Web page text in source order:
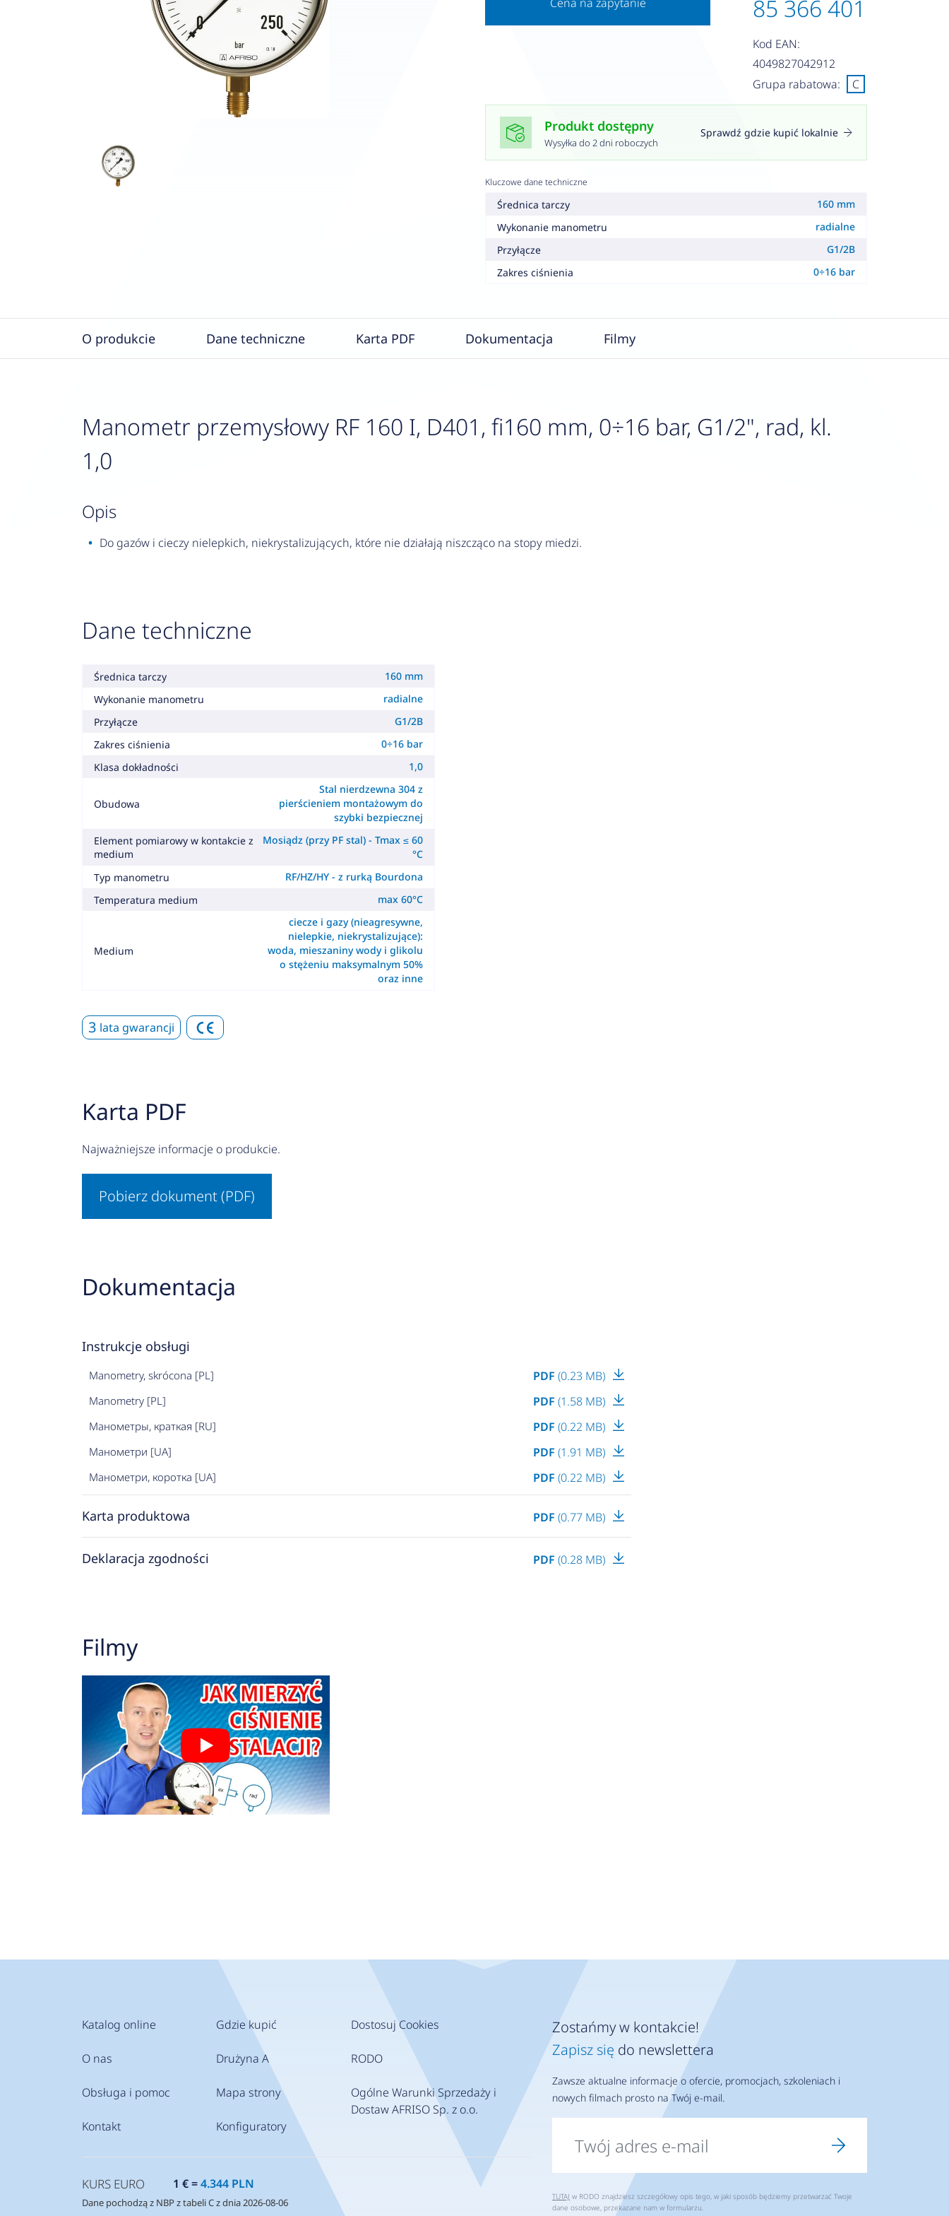
85 366 401
Kod EAN:
4049827042912
Grupa rabatowa:
C
Produkt dostępny
Wysyłka do 2 dni roboczych
Sprawdź gdzie kupić lokalnie
Kluczowe dane techniczne
Średnica tarczy
160 mm
Wykonanie manometru
radialne
Przyłącze
G1/2B
Zakres ciśnienia
0÷16 bar
O produkcie Dane techniczne Karta PDF Dokumentacja Filmy
Manometr przemysłowy RF 160 I, D401, fi160 mm, 0÷16 bar, G1/2", rad, kl.
1,0
opis
Do gazów i cieczy nielepkich, niekrystalizujących, które nie działają niszcząco na stopy miedzi.
Dane techniczne
Średnica tarczy
160 mm
Wykonanie manometru
radialne
Przyłącze
G1/2B
Zakres ciśnienia
0÷16 bar
Klasa dokładności
1,0
Obudowa
Stal nierdzewna 304 z
pierścieniem montażowym do
szybki bezpiecznej
Element pomiarowy w kontakcie z
medium
Mosiądz (przy PF stal) - Tmax ≤ 60
°C
Typ manometru
RF/HZ/HY - z rurką Bourdona
Temperatura medium
max 60°C
Medium
ciecze i gazy (nieagresywne,
nielepkie, niekrystalizujące):
woda, mieszaniny wody i glikolu
o stężeniu maksymalnym 50%
oraz inne
3 lata gwarancji
Karta PDF
Najważniejsze informacje o produkcie.
Pobierz dokument (PDF)
Dokumentacja
Instrukcje obsługi
Manometry, skrócona [PL] PDF (0.23 MB)
Manometry [PL] PDF (1.58 MB)
Манометры, краткая [RU] PDF (0.22 MB)
Манометри [UA] PDF (1.91 MB)
Манометри, коротка [UA] PDF (0.22 MB)
Karta produktowa PDF (0.77 MB)
Deklaracja zgodności PDF (0.28 MB)
Filmy
Katalog online
O nas
Obsługa i pomoc
Kontakt
Gdzie kupić
Drużyna A
Mapa strony
Konfiguratory
Dostosuj Cookies
RODO
Ogólne Warunki Sprzedaży i
Dostaw AFRISO Sp. z o.o.
Zostańmy w kontakcie!
Zapisz się do newslettera
Zawsze aktualne informacje o ofercie, promocjach, szkoleniach i
nowych filmach prosto na Twój e-mail.
TUTAJ w RODO znajdziesz szczegółowy opis tego, w jaki sposób będziemy przetwarzać Twoje
dane osobowe, przekazane nam w formularzu.
KURS EURO 1 € =4.344 PLN
Dane pochodzą z NBP z tabeli C z dnia 2026-08-06